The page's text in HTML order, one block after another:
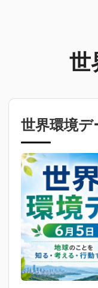
世
世界環境デ